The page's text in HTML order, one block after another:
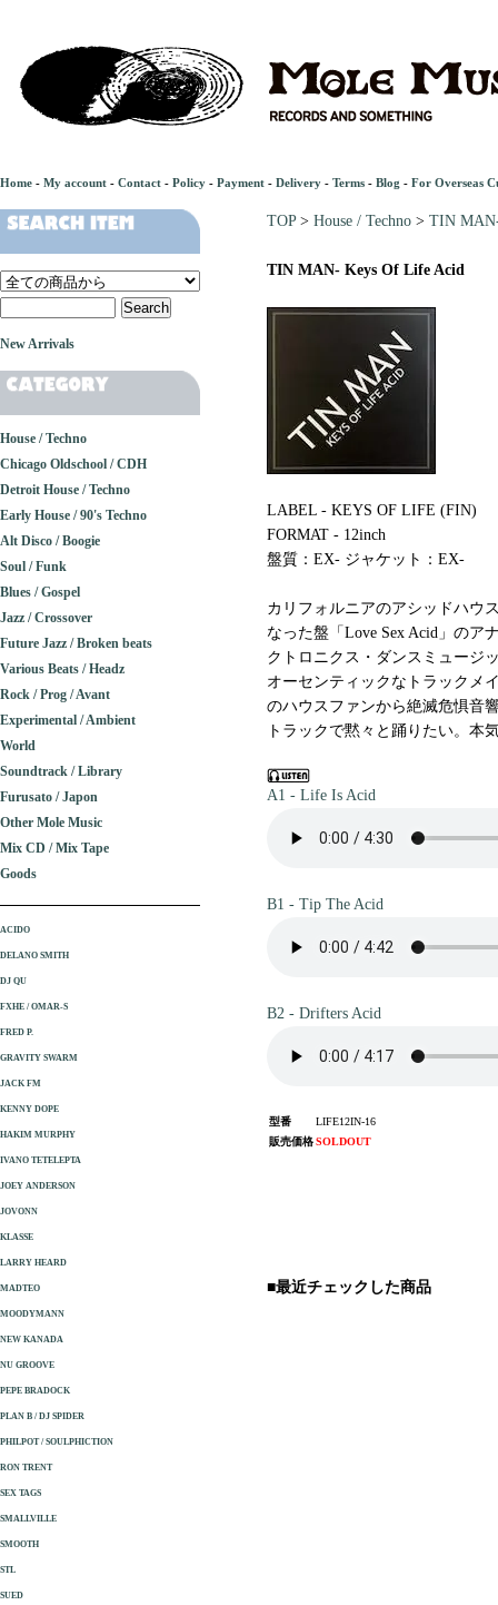
Home - My account - Contact - Policy - Payment - Delivery - Terms - Blog - For Overseas
TOP> House / Techno > TIN
TIN MAN- Keys Of Life Acid
LABEL - KEYS OF LIFE (FIN)
FORMAT - 12inch
盤質：EX- ジャケット：EX-
カリフォルニアのアシッドハウ
なった盤「Love Sex Acid」のア
クトロニクス・ダンスミュージ
オーセンティックなトラックメ
のハウスファンから絶滅危惧音
トラックで黙々と踊りたい。本
A1 - Life Is Acid
B1 - Tip The Acid
B2 - Drifters Acid
型番
LIFE12IN-16
販売価格SOLDOUT
■最近チェックした商品
New Arrivals
House / Techno
Chicago Oldschool / CDH
Detroit House / Techno
Early House / 90's Techno
Alt Disco / Boogie
Soul / Funk
Blues / Gospel
Jazz / Crossover
Future Jazz / Broken beats
Various Beats / Headz
Rock / Prog / Avant
Experimental / Ambient
World
Soundtrack / Library
Furusato / Japon
Other Mole Music
Mix CD / Mix Tape
Goods
ACIDO
DELANO SMITH
DJ QU
FXHE / OMAR-S
FRED P.
GRAVITY SWARM
JACK FM
KENNY DOPE
HAKIM MURPHY
IVANO TETELEPTA
JOEY ANDERSON
JOVONN
KLASSE
LARRY HEARD
MADTEO
MOODYMANN
NEW KANADA
NU GROOVE
PEPE BRADOCK
PLAN B / DJ SPIDER
PHILPOT / SOULPHICTION
RON TRENT
SEX TAGS
SMALLVILLE
SMOOTH
STL
SUED